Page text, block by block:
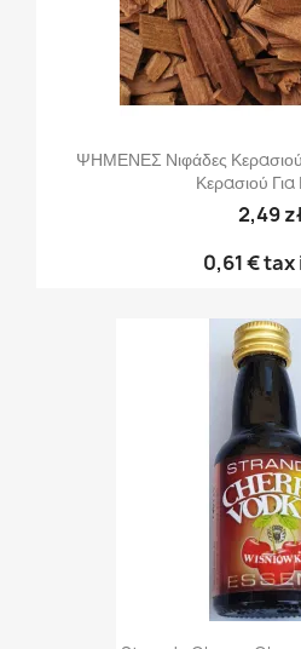
ΨΗΜΕΝΕΣ Νιφάδες
Κερασιού
2,49
0,61 €tax